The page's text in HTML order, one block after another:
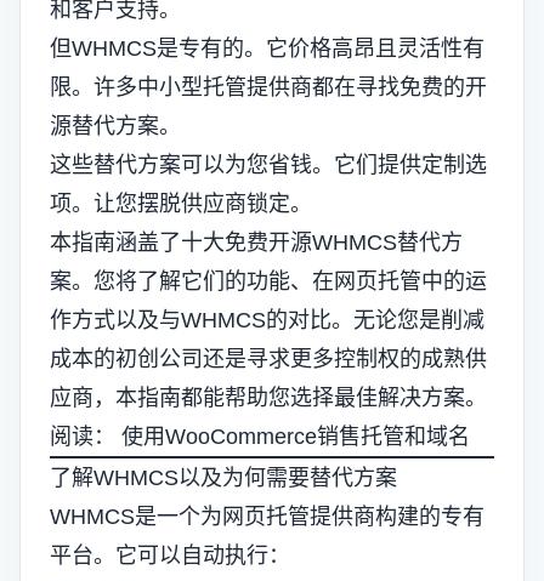
和客户支持。
但WHMCS是专有的。它价格高昂且灵活性有
限。许多中小型托管提供商都在寻找免费的开
源替代方案。
这些替代方案可以为您省钱。它们提供定制选
项。让您摆脱供应商锁定。
本指南涵盖了十大免费开源WHMCS替代方
案。您将了解它们的功能、在网页托管中的运
作方式以及与WHMCS的对比。无论您是削减
成本的初创公司还是寻求更多控制权的成熟供
应商，本指南都能帮助您选择最佳解决方案。
阅读： 使用WooCommerce销售托管和域名
了解WHMCS以及为何需要替代方案
WHMCS是一个为网页托管提供商构建的专有
平台。它可以自动执行：